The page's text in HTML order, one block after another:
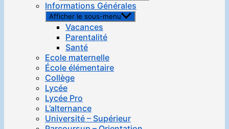
Informations Générales
Afficher le sous-menu
Vacances
Parentalité
Santé
Ecole maternelle
École élémentaire
Collège
Lycée
Lycée Pro
L’alternance
Université – Supérieur